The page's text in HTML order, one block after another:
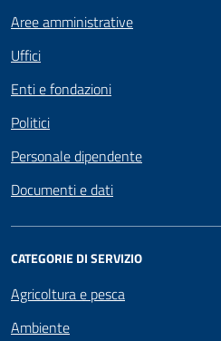
Aree amministrative
Uffici
Enti e fondazioni
Politici
Personale dipendente
Documenti e dati
CATEGORIE DI SERVIZIO
Agricoltura e pesca
Ambiente